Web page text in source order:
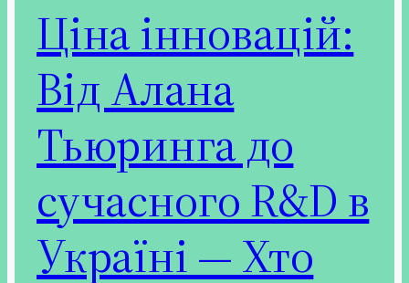
Ціна інновацій:
Від Алана
Тьюринга до
сучасного R&D в
Україні — Хто